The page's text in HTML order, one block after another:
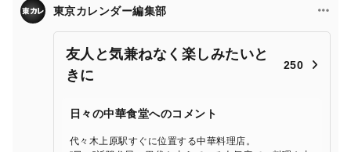
東京カレンダー編集部
友人と気兼ねなく楽しみたいと
きに
250
日々の中華食堂へのコメント
代々木上原駅すぐに位置する中華料理店。